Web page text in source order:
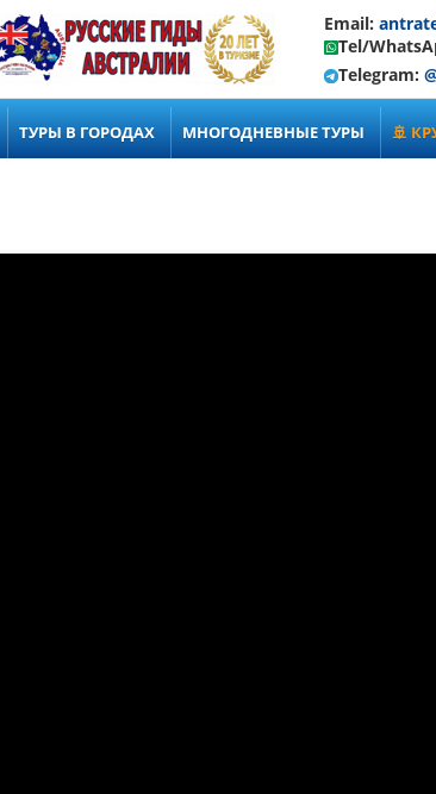
Email:
Tel/
Telegram:
ТУРЫ В ГОРОДАХ МНОГОДНЕВНЫЕ ТУРЫ 🚢